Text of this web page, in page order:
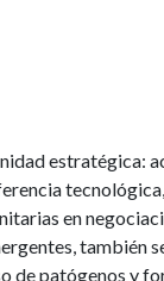
estratégica:
en
también
de patógenos y